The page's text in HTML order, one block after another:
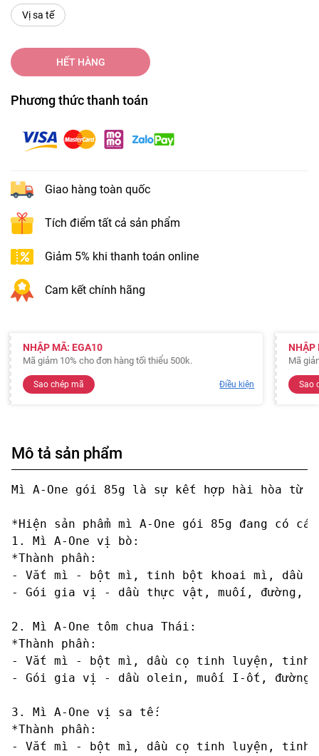
Vị sa tế
HẾT HÀNG
Phương thức thanh toán
Giao hàng toàn quốc
Tích điểm tất cả sản phẩm
Giảm 5% khi thanh toán online
Cam kết chính hãng
NHẬP MÃ: EGA10
Mã giảm 10% cho đơn hàng tối thiểu 500k.
Sao chép mã Điều kiện
NHẬP
Mã
Sao
Mô tả sản phẩm
Mì A-One gói 85g là sự kết hợp hài hòa từ
*Hiện sản phẩm mì A-One gói 85g đang có
1. Mì A-One vị bò:
*Thành phần:
- Vắt mì - bột mì, tinh bột khoai mì, dầu
- Gói gia vị - dầu thực vật, muối,
2. Mì A-One tôm chua Thái:
*Thành phần:
- Vắt mì - bột mì, dầu cọ tinh luyện,
- Gói gia vị - dầu olein, muối I-ốt,
3. Mì A-One vị sa tế:
*Thành phần:
- Vắt mì - bột mì, dầu cọ tinh luyện, tinh